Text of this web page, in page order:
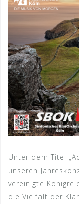
Unter dem Titel
unseren
vereinigte
die Vielfalt der